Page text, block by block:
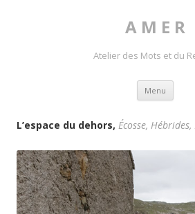
A M E R
Atelier des Mots et du
Menu Skip
L’espace du dehors, Écosse,